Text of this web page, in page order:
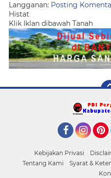
Langganan: Posting
Histat
Klik Iklan dibawah Tanah
Kebijakan Privasi
Tentang Kami
Syarat &